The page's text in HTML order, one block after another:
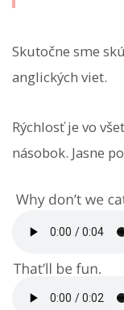
Skutočne sme
anglických viet.
Rýchlosť je vo
násobok. Jasne